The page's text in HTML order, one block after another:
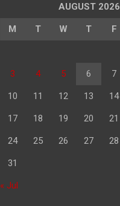
AUGUST 2026
M T W T F
3 4 5 6 7
10 11 12 13 14
17 18 19 20 21
24 25 26 27 28
31
« Jul